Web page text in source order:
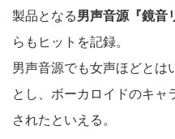
製品となる男声音源『鏡音
らもヒットを記録。
男声音源でも女声ほどとは
とし、ボーカロイドのキャ
されたといえる。